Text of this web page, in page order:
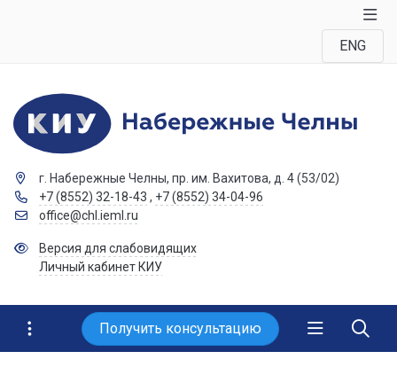
ENG
г. Набережные Челны, пр. им. Вахитова, д. 4 (53/02)
+7 (8552) 32-18-43 , +7 (8552) 34-04-96
office@chl.ieml.ru
Версия для слабовидящих
Личный кабинет КИУ
Получить консультацию